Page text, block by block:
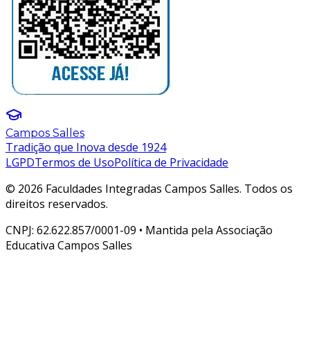
Campos Salles
Tradição que Inova desde 1924
LGPDTermos de UsoPolítica de Privacidade
© 2026 Faculdades Integradas Campos Salles. Todos os
direitos reservados.
CNPJ: 62.622.857/0001-09 • Mantida pela Associação
Educativa Campos Salles